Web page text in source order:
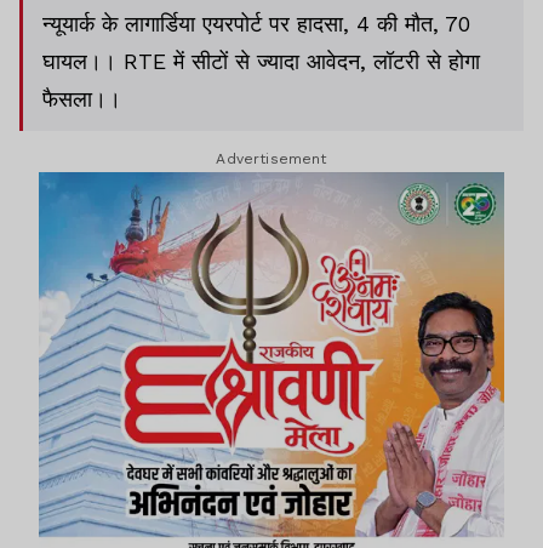
न्यूयार्क के लागार्डिया एयरपोर्ट पर हादसा, 4 की मौत, 70
घायल।। RTE में सीटों से ज्यादा आवेदन, लॉटरी से होगा
फैसला।।
Advertisement